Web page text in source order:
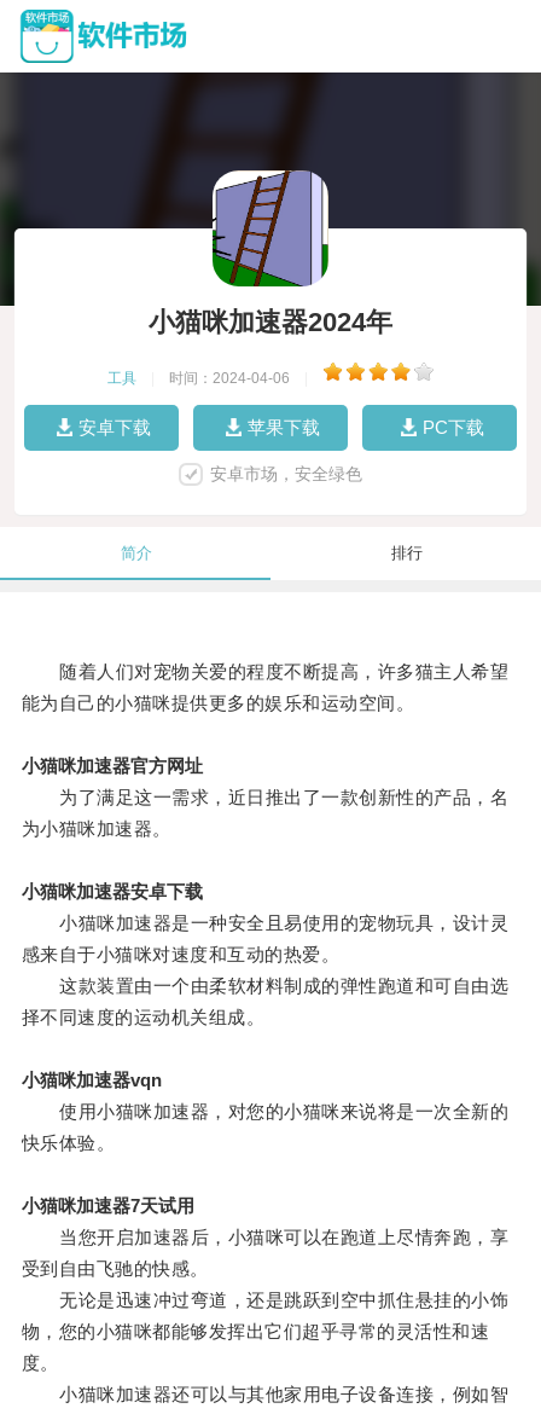
小猫咪加速器2024年
工具 时间：2024-04-06
安卓下载 苹果下载 PC下载
安卓市场，安全绿色
简介 排行
随着人们对宠物关爱的程度不断提高，许多猫主人希望
能为自己的小猫咪提供更多的娱乐和运动空间。
小猫咪加速器官方网址
为了满足这一需求，近日推出了一款创新性的产品，名
为小猫咪加速器。
小猫咪加速器安卓下载
小猫咪加速器是一种安全且易使用的宠物玩具，设计灵
感来自于小猫咪对速度和互动的热爱。
这款装置由一个由柔软材料制成的弹性跑道和可自由选
择不同速度的运动机关组成。
小猫咪加速器vqn
使用小猫咪加速器，对您的小猫咪来说将是一次全新的
快乐体验。
小猫咪加速器7天试用
当您开启加速器后，小猫咪可以在跑道上尽情奔跑，享
受到自由飞驰的快感。
无论是迅速冲过弯道，还是跳跃到空中抓住悬挂的小饰
物，您的小猫咪都能够发挥出它们超乎寻常的灵活性和速
度。
小猫咪加速器还可以与其他家用电子设备连接，例如智